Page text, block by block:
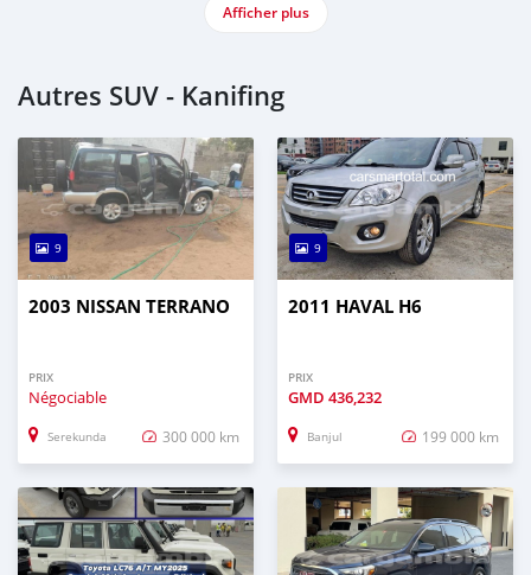
Afficher plus
Autres SUV - Kanifing
9
2003 NISSAN TERRANO
PRIX
Négociable
Serekunda 300 000 km
9
2011 HAVAL H6
PRIX
GMD 436,232
Banjul 199 000 km